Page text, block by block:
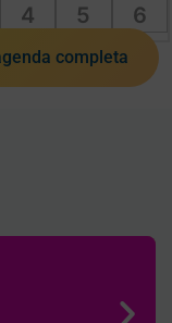
4 5 6
completa